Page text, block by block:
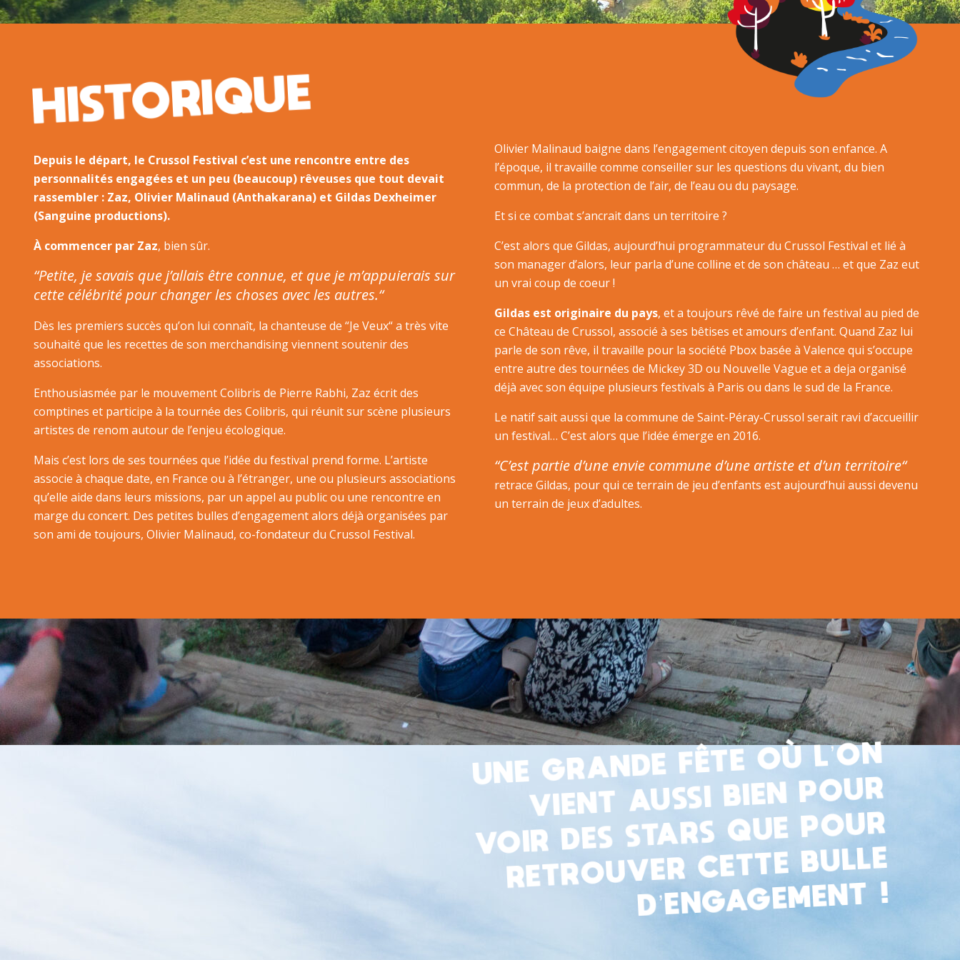
HISTORIQUE
Depuis le départ, le Crussol Festival c’est une rencontre entre des
personnalités engagées et un peu (beaucoup) rêveuses que tout devait
rassembler : Zaz, Olivier Malinaud (Anthakarana) et Gildas Dexheimer
(Sanguine productions).
À commencer par Zaz, bien sûr.
“Petite, je savais que j’allais être connue, et que je m’appuierais sur
cette célébrité pour changer les choses avec les autres.“
Dès les premiers succès qu’on lui connaît, la chanteuse de “Je Veux“ a très vite
souhaité que les recettes de son merchandising viennent soutenir des
associations.
Enthousiasmée par le mouvement Colibris de Pierre Rabhi, Zaz écrit des
comptines et participe à la tournée des Colibris, qui réunit sur scène plusieurs
artistes de renom autour de l’enjeu écologique.
Mais c’est lors de ses tournées que l’idée du festival prend forme. L’artiste
associe à chaque date, en France ou à l’étranger, une ou plusieurs associations
qu’elle aide dans leurs missions, par un appel au public ou une rencontre en
marge du concert. Des petites bulles d’engagement alors déjà organisées par
son ami de toujours, Olivier Malinaud, co-fondateur du Crussol Festival.
Olivier Malinaud baigne dans l’engagement citoyen depuis son enfance. A
l’époque, il travaille comme conseiller sur les questions du vivant, du bien
commun, de la protection de l’air, de l’eau ou du paysage.
Et si ce combat s’ancrait dans un territoire ?
C’est alors que Gildas, aujourd’hui programmateur du Crussol Festival et lié à
son manager d’alors, leur parla d’une colline et de son château … et que Zaz eut
un vrai coup de coeur !
Gildas est originaire du pays, et a toujours rêvé de faire un festival au pied de
ce Château de Crussol, associé à ses bêtises et amours d’enfant. Quand Zaz lui
parle de son rêve, il travaille pour la société Pbox basée à Valence qui s’occupe
entre autre des tournées de Mickey 3D ou Nouvelle Vague et a deja organisé
déjà avec son équipe plusieurs festivals à Paris ou dans le sud de la France.
Le natif sait aussi que la commune de Saint-Péray-Crussol serait ravi d’accueillir
un festival… C’est alors que l’idée émerge en 2016.
“C’est partie d’une envie commune d’une artiste et d’un territoire“
retrace Gildas, pour qui ce terrain de jeu d’enfants est aujourd’hui aussi devenu
un terrain de jeux d’adultes.
UNE GRANDE FÊTE OÙ L’ON
VIENT AUSSI BIEN POUR
VOIR DES STARS QUE POUR
RETROUVER CETTE BULLE
D’ENGAGEMENT !